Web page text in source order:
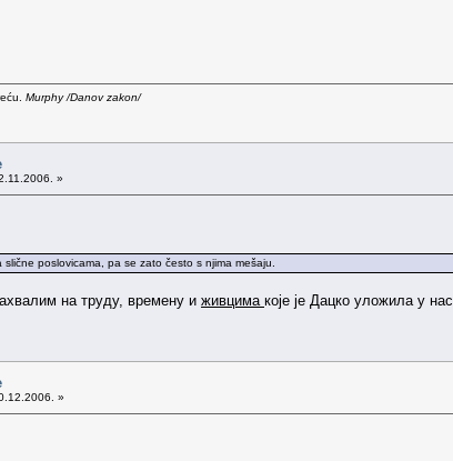
Murphy /Danov zakon/
»
poslovicama, pa se zato često s njima mešaju.
на труду, времену и живцима које је Дацко уложила у нас.
»